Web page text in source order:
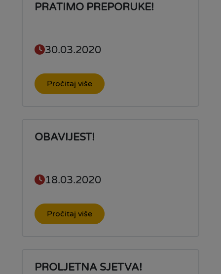
PRATIMO PREPORUKE!
30.03.2020
Pročitaj više
OBAVIJEST!
18.03.2020
Pročitaj više
PROLJETNA SJETVA!